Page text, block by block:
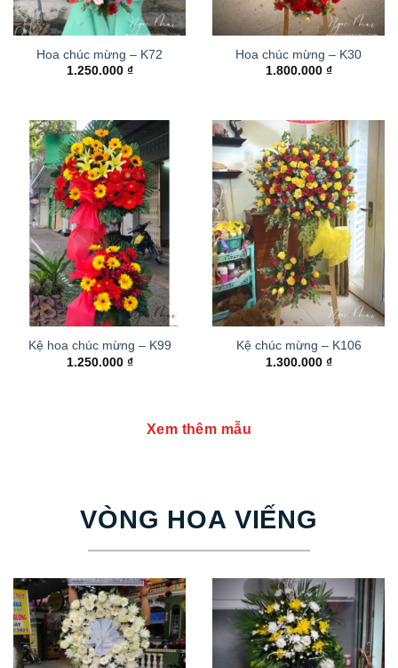
Hoa chúc mừng – K72
1.250.000 ₫
Hoa chúc mừng – K30
1.800.000 ₫
Kệ hoa chúc mừng – K99
1.250.000 ₫
Kệ chúc mừng – K106
1.300.000 ₫
Xem thêm mẫu
VÒNG HOA VIẾNG